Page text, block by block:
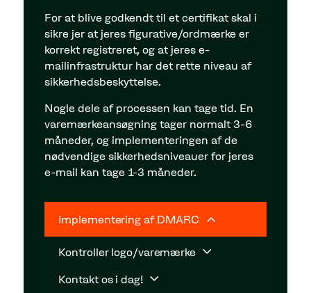
For at blive godkendt til et certifikat skal i
sikre jer at jeres figurative/ordmærke er
korrekt registreret, og at jeres e-
mailinfrastruktur har det rette niveau af
sikkerhedsbeskyttelse.
Nogle dele af processen kan tage tid. En
varemærkeansøgning tager normalt 3-6
måneder, og implementeringen af de
nødvendige sikkerhedsniveauer for jeres
e-mail kan tage 1-3 måneder.
Implementering af DMARC
Kontroller logo/varemærke
Kontakt os i dag!